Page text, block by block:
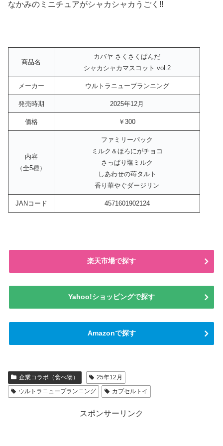
なかみのミニチュアがシャカシャカうごく!!
商品名
カバヤ さくさくぱんだ
シャカシャカマスコット vol.2
メーカー ウルトラニュープランニング
発売時期 2025年12月
価格 ￥300
内容
（全5種）
ファミリーパック
ミルク＆ほろにがチョコ
さっぱり塩ミルク
しあわせの苺タルト
香り華やぐダージリン
JANコード 4571601902124
楽天市場で探す
Yahoo!ショッピングで探す
Amazonで探す
企業コラボ（食べ物）
25年12月
ウルトラニュープランニング
カプセルトイ
スポンサーリンク